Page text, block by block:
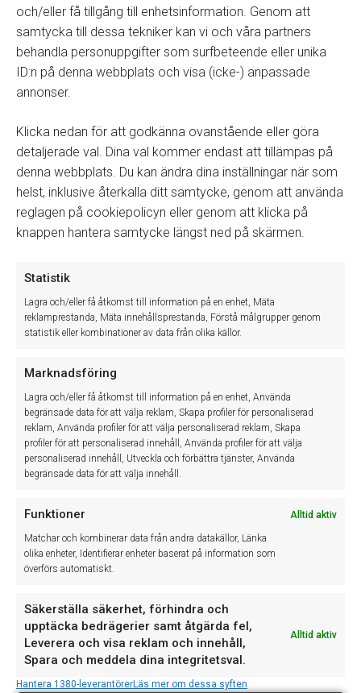
och/eller få tillgång till enhetsinformation. Genom att
samtycka till dessa tekniker kan vi och våra partners
behandla personuppgifter som surfbeteende eller unika
ID:n på denna webbplats och visa (icke-) anpassade
annonser.
Klicka nedan för att godkänna ovanstående eller göra
detaljerade val. Dina val kommer endast att tillämpas på
denna webbplats. Du kan ändra dina inställningar när som
helst, inklusive återkalla ditt samtycke, genom att använda
reglagen på cookiepolicyn eller genom att klicka på
knappen hantera samtycke längst ned på skärmen.
Statistik
Lagra och/eller få åtkomst till information på en enhet, Mäta
reklamprestanda, Mäta innehållsprestanda, Förstå målgrupper genom
statistik eller kombinationer av data från olika källor.
Marknadsföring
Lagra och/eller få åtkomst till information på en enhet, Använda
begränsade data för att välja reklam, Skapa profiler för personaliserad
reklam, Använda profiler för att välja personaliserad reklam, Skapa
profiler för att personaliserad innehåll, Använda profiler för att välja
personaliserad innehåll, Utveckla och förbättra tjänster, Använda
begränsade data för att välja innehåll.
Funktioner Alltid aktiv
Matchar och kombinerar data från andra datakällor, Länka
olika enheter, Identifierar enheter baserat på information som
överförs automatiskt.
Säkerställa säkerhet, förhindra och
upptäcka bedrägerier samt åtgärda fel,
Leverera och visa reklam och innehåll,
Spara och meddela dina integritetsval.
Alltid aktiv
Hantera 1380-leverantörerLäs mer om dessa syften
Beställning leverantör
I huvudmenyn gå till
Reservdelar → Visa Status för
mellanlagring från driftställen
Välj Driftställei dropdown listan
Beställ genom att markera rad/rader och
Lägg till delarna på en befintlig beställning eller skapa
enNy beställning
Följ nu ditt vanliga flöde för beställning av reservdelar
Statusen ändras nu till Beställdper automatik på de valda
artiklarna.
Inleverans
Klicka på knappen
beställning
Markera rad/rader och klicka påLeverera
TryckCtrl+Nför att lägga upp enNy orderom du gjort en
beställning via Mail eller telefon. Du kan ladda ned artiklar från
en excel genom att klicka på knappen
punkter) vid
Tillbaka till manualer